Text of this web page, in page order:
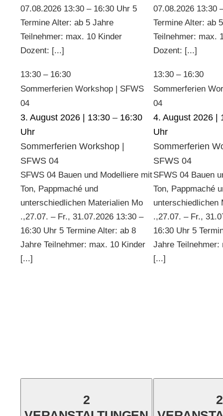
07.08.2026 13:30 – 16:30 Uhr 5
Termine Alter: ab 5 Jahre
Teilnehmer: max. 10 Kinder
Dozent: [...]
13:30 – 16:30
Sommerferien Workshop | SFWS
04
3. August 2026 | 13:30– 16:30
Sommerferien Workshop |
SFWS 04
SFWS 04 Bauen und Modelliere mit
Ton, Pappmaché und
unterschiedlichen Materialien Mo
.,27.07. – Fr., 31.07.2026 13:30 –
16:30 Uhr 5 Termine Alter: ab 8
Jahre Teilnehmer: max. 10 Kinder
[...]
07.08.2026 13:30
Termine Alter: ab
Teilnehmer: max.
Dozent: [...]
13:30 – 16:30
Sommerferien
04
4. August 2026 |
Sommerferien
SFWS 04
SFWS 04 Bauen
Ton, Pappmaché
unterschiedlichen
.,27.07. – Fr.,
16:30 Uhr 5
Jahre
[...]
2
2